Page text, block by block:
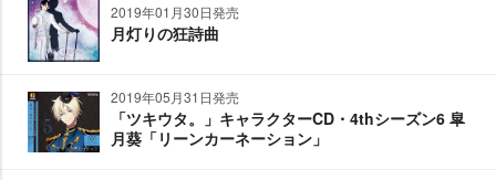
2019年01月30日発売
月灯りの狂詩曲
2019年05月31日発売
「ツキウタ。」キャラクターCD・4thシーズン6 皐
月葵「リーンカーネーション」